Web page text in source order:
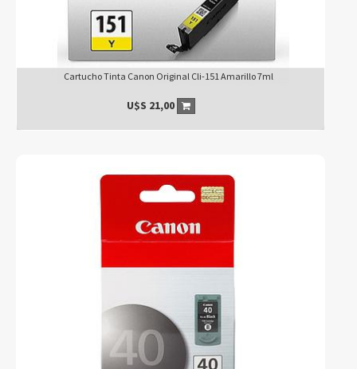
Cartucho Tinta Canon Original Cli-151 Amarillo 7ml
U$S 21,00